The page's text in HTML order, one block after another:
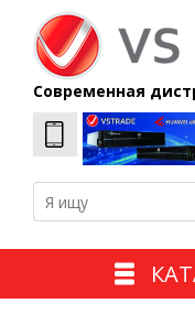
Современная